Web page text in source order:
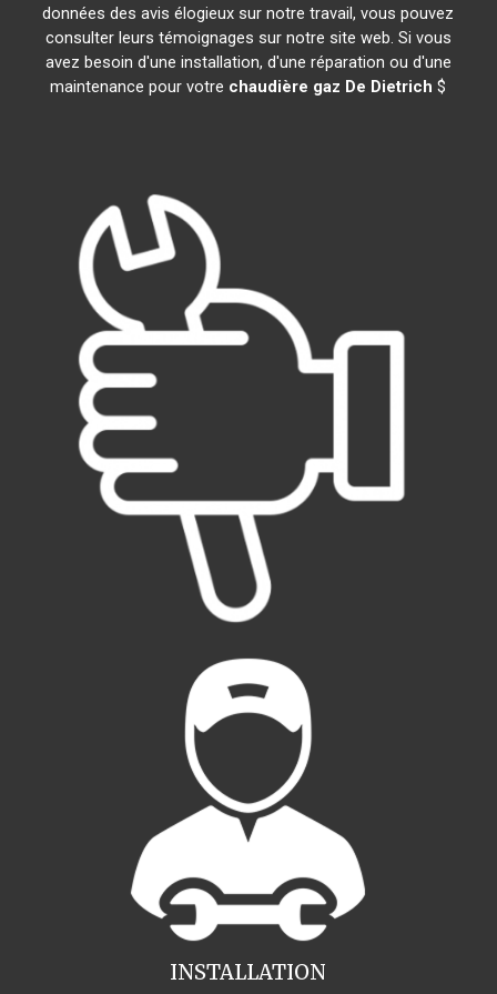
données des avis élogieux sur notre travail, vous pouvez
consulter leurs témoignages sur notre site web. Si vous
avez besoin d'une installation, d'une réparation ou d'une
maintenance pour votre chaudière gaz De Dietrich $
INSTALLATION